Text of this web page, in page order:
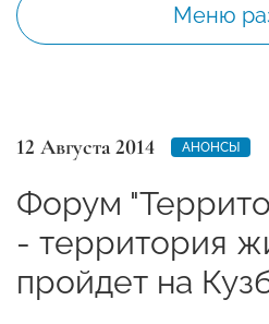
Меню
12 Августа 2014 АНОНСЫ
Форум
- территория
пройдет на